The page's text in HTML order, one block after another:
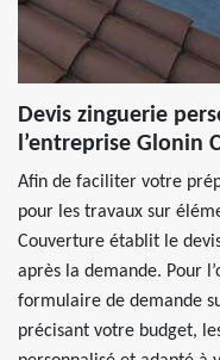
Devis zinguerie
l’entreprise Glonin
Afin de faciliter votre
pour les travaux sur
Couverture établit le
après la demande. Pour
formulaire de demande
précisant votre budget,